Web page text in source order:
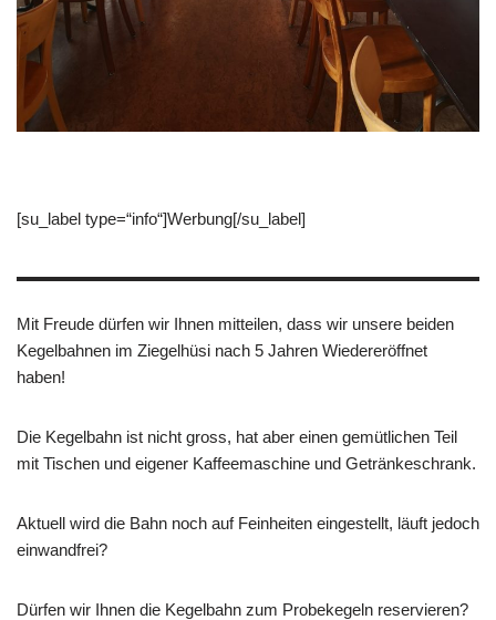
[su_label type=“info“]Werbung[/su_label]
Mit Freude dürfen wir Ihnen mitteilen, dass wir unsere beiden
Kegelbahnen im Ziegelhüsi nach 5 Jahren Wiedereröffnet
haben!
Die Kegelbahn ist nicht gross, hat aber einen gemütlichen Teil
mit Tischen und eigener Kaffeemaschine und Getränkeschrank.
Aktuell wird die Bahn noch auf Feinheiten eingestellt, läuft jedoch
einwandfrei?
Dürfen wir Ihnen die Kegelbahn zum Probekegeln reservieren?